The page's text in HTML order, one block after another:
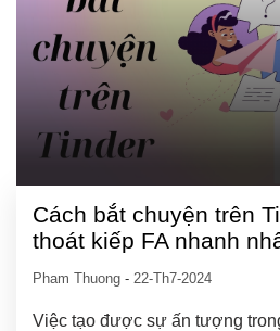
Cách bắt chuyện trên
thoát kiếp FA nhanh
Pham Thuong - 22-Th7-2024
Việc tạo được sự ấn tượng